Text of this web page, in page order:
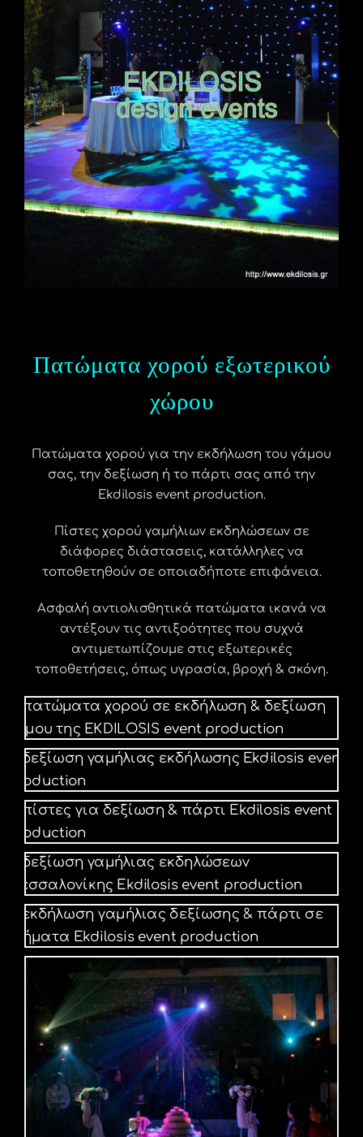
Πατώματα χορού εξωτερικού
χώρου
Πατώματα χορού για την εκδήλωση του γάμου
σας, την δεξίωση ή το πάρτι σας από την
Ekdilosis event production.
Πίστες χορού γαμήλιων εκδηλώσεων σε
διάφορες διάστασεις, κατάλληλες να
τοποθετηθούν σε οποιαδήποτε επιφάνεια.
Ασφαλή αντιολισθητικά πατώματα ικανά να
αντέξουν τις αντιξοότητες που συχνά
αντιμετωπίζουμε στις εξωτερικές
τοποθετήσεις, όπως υγρασία, βροχή & σκόνη.